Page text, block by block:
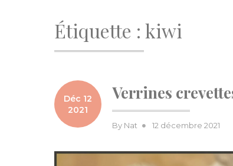
Étiquette : kiwi
Déc 12
2021
Verrines
By Nat
Posted
12 décembre 2021